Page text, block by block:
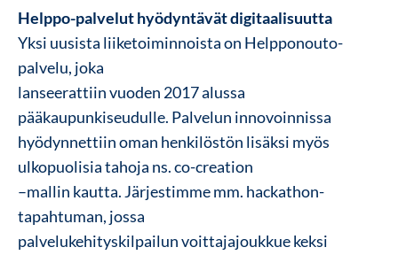
Helppo-palvelut hyödyntävät digitaalisuutta
Yksi uusista liiketoiminnoista on Helpponouto-
palvelu, joka
lanseerattiin vuoden 2017 alussa
pääkaupunkiseudulle. Palvelun innovoinnissa
hyödynnettiin oman henkilöstön lisäksi myös
ulkopuolisia tahoja ns. co-creation
–mallin kautta. Järjestimme mm. hackathon-
tapahtuman, jossa
palvelukehityskilpailun voittajajoukkue keksi